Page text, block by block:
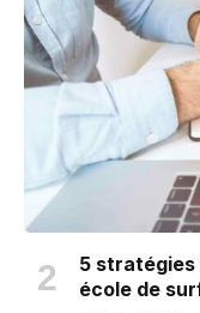
5 stratégies
école de